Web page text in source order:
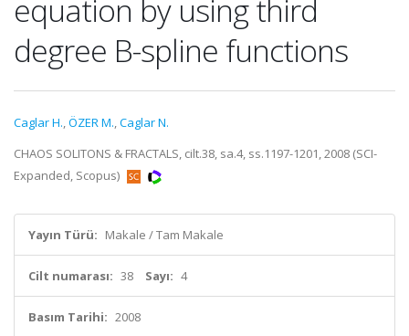
equation by using third
degree B-spline functions
Caglar H.,ÖZER M.,Caglar N.
CHAOS SOLITONS & FRACTALS, cilt.38, sa.4, ss.1197-1201, 2008 (SCI-
Expanded, Scopus)
Yayın Türü: Makale / Tam Makale
Cilt numarası: 38 Sayı: 4
Basım Tarihi: 2008